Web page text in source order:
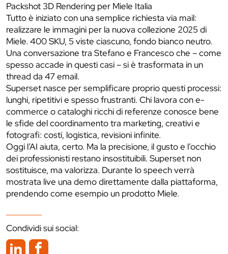
Packshot 3D Rendering per Miele Italia
Tutto è iniziato con una semplice richiesta via mail:
realizzare le immagini per la nuova collezione 2025 di
Miele. 400 SKU, 5 viste ciascuno, fondo bianco neutro.
Una conversazione tra Stefano e Francesco che – come
spesso accade in questi casi – si è trasformata in un
thread da 47 email.
Superset nasce per semplificare proprio questi processi:
lunghi, ripetitivi e spesso frustranti. Chi lavora con e-
commerce o cataloghi ricchi di referenze conosce bene
le sfide del coordinamento tra marketing, creativi e
fotografi: costi, logistica, revisioni infinite.
Oggi l’AI aiuta, certo. Ma la precisione, il gusto e l’occhio
dei professionisti restano insostituibili. Superset non
sostituisce, ma valorizza. Durante lo speech verrà
mostrata live una demo direttamente dalla piattaforma,
prendendo come esempio un prodotto Miele.
Condividi sui social: